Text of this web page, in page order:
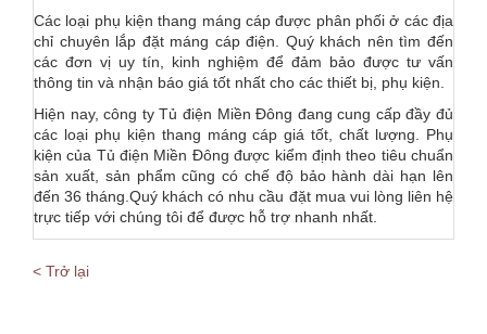
Các loại phụ kiện thang máng cáp được phân phối ở các địa
chỉ chuyên lắp đặt máng cáp điện. Quý khách nên tìm đến
các đơn vị uy tín, kinh nghiệm để đảm bảo được tư vấn
thông tin và nhận báo giá tốt nhất cho các thiết bị, phụ kiện.
Hiện nay, công ty Tủ điện Miền Đông đang cung cấp đầy đủ
các loại phụ kiện thang máng cáp giá tốt, chất lượng. Phụ
kiện của Tủ điện Miền Đông được kiểm định theo tiêu chuẩn
sản xuất, sản phẩm cũng có chế độ bảo hành dài hạn lên
đến 36 tháng.Quý khách có nhu cầu đặt mua vui lòng liên hệ
trực tiếp với chúng tôi để được hỗ trợ nhanh nhất.
< Trở lại